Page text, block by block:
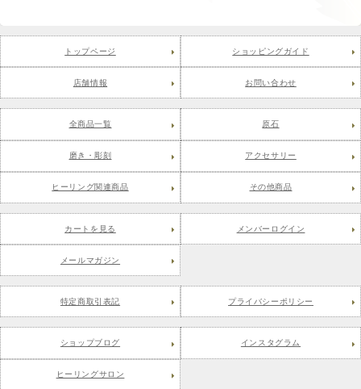
トップページ ショッピングガイド
店舗情報 お問い合わせ
全商品一覧 原石
磨き・彫刻 アクセサリー
ヒーリング関連商品 その他商品
カートを見る メンバーログイン
メールマガジン
特定商取引表記 プライバシーポリシー
ショップブログ インスタグラム
ヒーリングサロン